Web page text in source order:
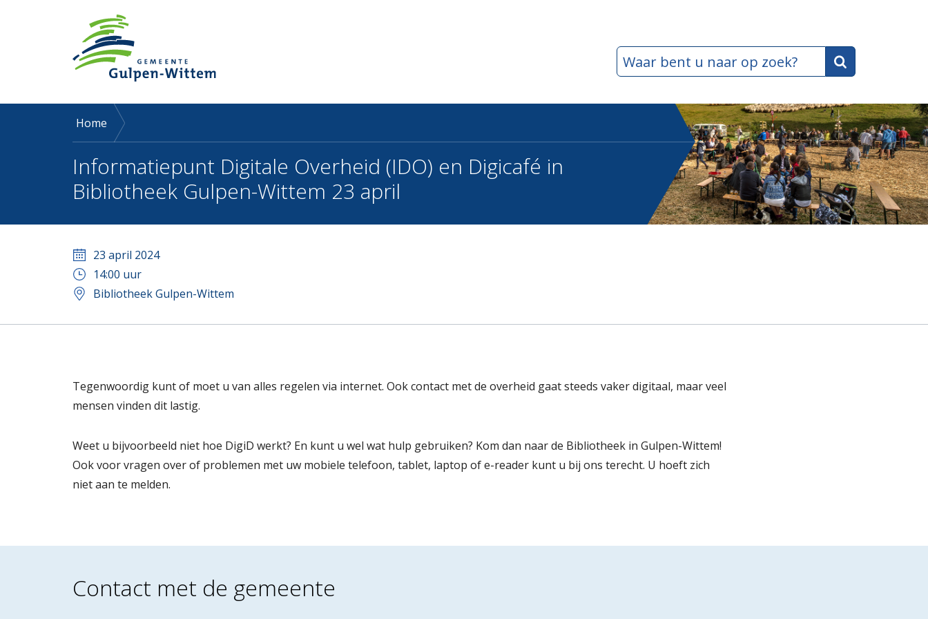
Home
Informatiepunt Digitale Overheid (IDO) en Digicafé in
Bibliotheek Gulpen-Wittem 23 april
23 april 2024
14:00 uur
Bibliotheek Gulpen-Wittem
Tegenwoordig kunt of moet u van alles regelen via internet. Ook contact met de overheid gaat steeds vaker digitaal, maar veel
mensen vinden dit lastig.
Weet u bijvoorbeeld niet hoe DigiD werkt? En kunt u wel wat hulp gebruiken? Kom dan naar de Bibliotheek in Gulpen-Wittem!
Ook voor vragen over of problemen met uw mobiele telefoon, tablet, laptop of e-reader kunt u bij ons terecht. U hoeft zich
niet aan te melden.
Contact met de gemeente